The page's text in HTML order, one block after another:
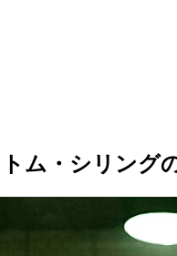
ム・シリング